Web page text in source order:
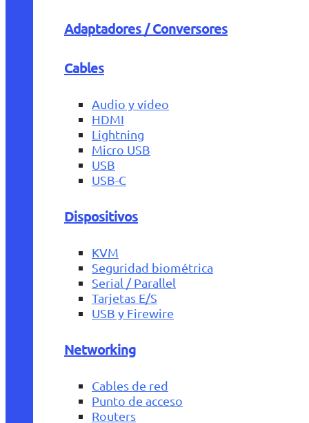
Adaptadores / Conversores
Cables
Audio y vídeo
HDMI
Lightning
Micro USB
USB
USB-C
Dispositivos
KVM
Seguridad biométrica
Serial / Parallel
Tarjetas E/S
USB y Firewire
Networking
Cables de red
Punto de acceso
Routers